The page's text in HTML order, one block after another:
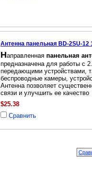
Антенна панельная BD-2SU-12
Направленная панельная
предназначена для работы с
передающими устройствами,
беспроводные камеры,
Антенна позволяет
связи и улучшить ее качество
$25.38
Сравнить